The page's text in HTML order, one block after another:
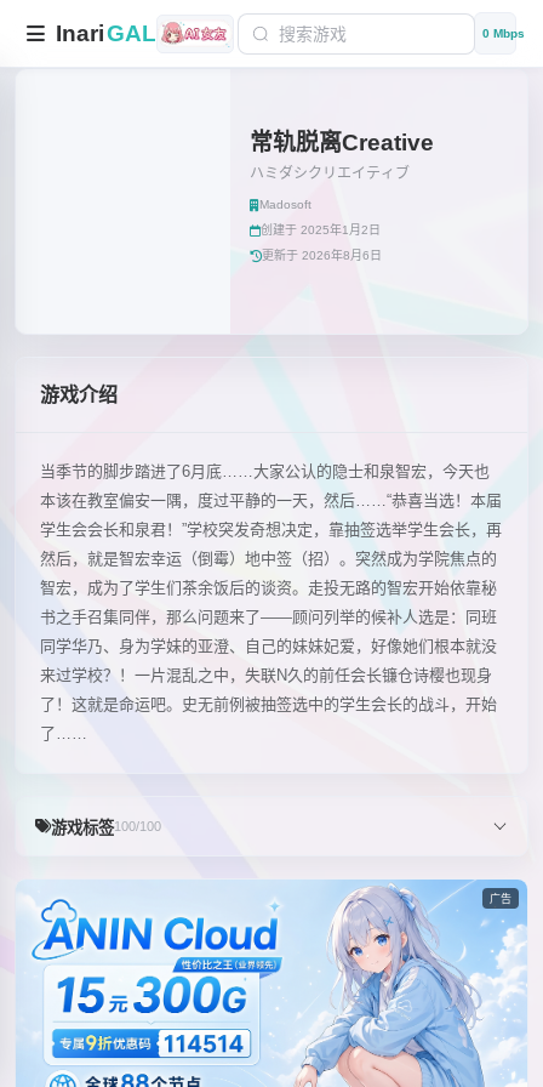
InariGAL 0 Mbps
常轨脱离Creative
ハミダシクリエイティブ
Madosoft
创建于 2025年1月2日
更新于 2026年8月6日
游戏介绍
当季节的脚步踏进了6月底……大家公认的隐士和泉智宏，今天也
本该在教室偏安一隅，度过平静的一天，然后……“恭喜当选！本届
学生会会长和泉君！”学校突发奇想决定，靠抽签选举学生会长，再
然后，就是智宏幸运（倒霉）地中签（招）。突然成为学院焦点的
智宏，成为了学生们茶余饭后的谈资。走投无路的智宏开始依靠秘
书之手召集同伴，那么问题来了——顾问列举的候补人选是：同班
同学华乃、身为学妹的亚澄、自己的妹妹妃爱，好像她们根本就没
来过学校？！一片混乱之中，失联N久的前任会长镰仓诗樱也现身
了！这就是命运吧。史无前例被抽签选中的学生会长的战斗，开始
了……
游戏标签100/100
广告